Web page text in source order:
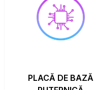
PLACĂ DE BAZĂ